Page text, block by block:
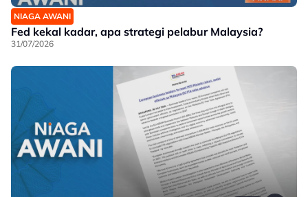
NIAGA AWANI
Fed kekal kadar, apa strategi pelabur Malaysia?
31/07/2026